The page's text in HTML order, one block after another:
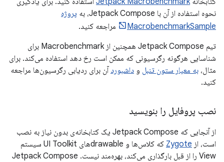
نحوه استفاده از آن با Jetpack Compose، به
پروژه
MacrobenchmarkSample
مراجعه کنید.
تیم Jetpack Compose همچنین از Macrobenchmark برای
شناسایی هرگونه رگرسیونی که ممکن است رخ دهد استفاده می‌کند. برای
مثال، به معیار ستون تنبل و داشبورد آن برای ردیابی رگرسیون‌ها مراجعه
کنید.
نصب پروفایل را بنویسید
از آنجایی که Jetpack Compose یک کتابخانه‌ی بدون نیاز به نصب
است، از Zygote
که کلاس‌ها و drawableهای UI Toolkit سیستم
View را از قبل بارگذاری می‌کند، بهره‌مند نیست. Jetpack Compose